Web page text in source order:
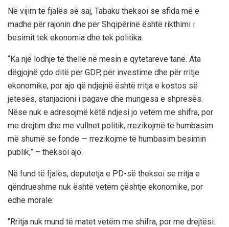
Në vijim të fjalës së saj, Tabaku theksoi se sfida më e
madhe për rajonin dhe për Shqipërinë është rikthimi i
besimit tek ekonomia dhe tek politika.
“Ka një lodhje të thellë në mesin e qytetarëve tanë. Ata
dëgjojnë çdo ditë për GDP, për investime dhe për rritje
ekonomike, por ajo që ndjejnë është rritja e kostos së
jetesës, stanjacioni i pagave dhe mungesa e shpresës.
Nëse nuk e adresojmë këtë ndjesi jo vetëm me shifra, por
me drejtim dhe me vullnet politik, rrezikojmë të humbasim
më shumë se fonde — rrezikojmë të humbasim besimin
publik,” – theksoi ajo.
Në fund të fjalës, deputetja e PD-së theksoi se rritja e
qëndrueshme nuk është vetëm çështje ekonomike, por
edhe morale:
“Rritja nuk mund të matet vetëm me shifra, por me drejtësi.